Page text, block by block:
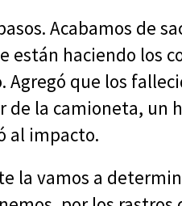
Acabamos de
están haciendo los
que los
de la camioneta, un
al impacto.
la vamos a